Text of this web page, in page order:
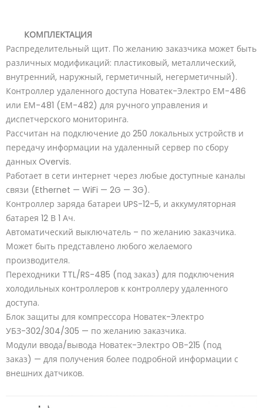
КОМПЛЕКТАЦИЯ
Распределительный щит. По желанию заказчика может быть
различных модификаций: пластиковый, металлический,
внутренний, наружный, герметичный, негерметичный).
Контроллер удаленного доступа Новатек-Электро ЕМ-486
или ЕМ-481 (ЕМ-482) для ручного управления и
диспетчерского мониторинга.
Рассчитан на подключение до 250 локальных устройств и
передачу информации на удаленный сервер по сбору
данных Overvis.
Работает в сети интернет через любые доступные каналы
связи (Ethernet — WiFi — 2G — 3G).
Контроллер заряда батареи UPS-12-5, и аккумуляторная
батарея 12 В 1 Ач.
Автоматический выключатель – по желанию заказчика.
Может быть представлено любого желаемого
производителя.
Переходники TTL/RS-485 (под заказ) для подключения
холодильных контроллеров к контроллеру удаленного
доступа.
Блок защиты для компрессора Новатек-Электро
УБЗ-302/304/305 — по желанию заказчика.
Модули ввода/вывода Новатек-Электро ОВ-215 (под
заказ) — для получения более подробной информации с
внешних датчиков.